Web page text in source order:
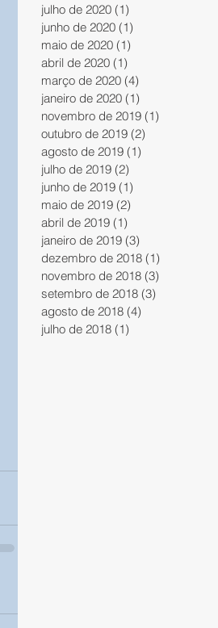
julho de 2020 (1)
junho de 2020 (1)
maio de 2020 (1)
abril de 2020 (1)
março de 2020 (4)
janeiro de 2020 (1)
novembro de 2019 (1)
outubro de 2019 (2)
agosto de 2019 (1)
julho de 2019 (2)
junho de 2019 (1)
maio de 2019 (2)
abril de 2019 (1)
janeiro de 2019 (3)
dezembro de 2018 (1)
novembro de 2018 (3)
setembro de 2018 (3)
agosto de 2018 (4)
julho de 2018 (1)